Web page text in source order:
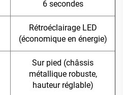
6 secondes
Rétroéclairage LED
(économique en énergie)
Sur pied (châssis
métallique robuste,
hauteur réglable)